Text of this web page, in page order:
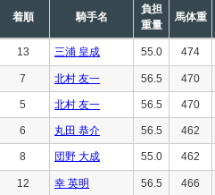
着順 騎手名
負担
重量
馬体重
13 三浦 皇成 55.0 474
7 北村 友一 56.5 470
5 北村 友一 56.5 470
6 丸田 恭介 56.5 462
8 団野 大成 55.0 462
12 幸 英明 56.5 466